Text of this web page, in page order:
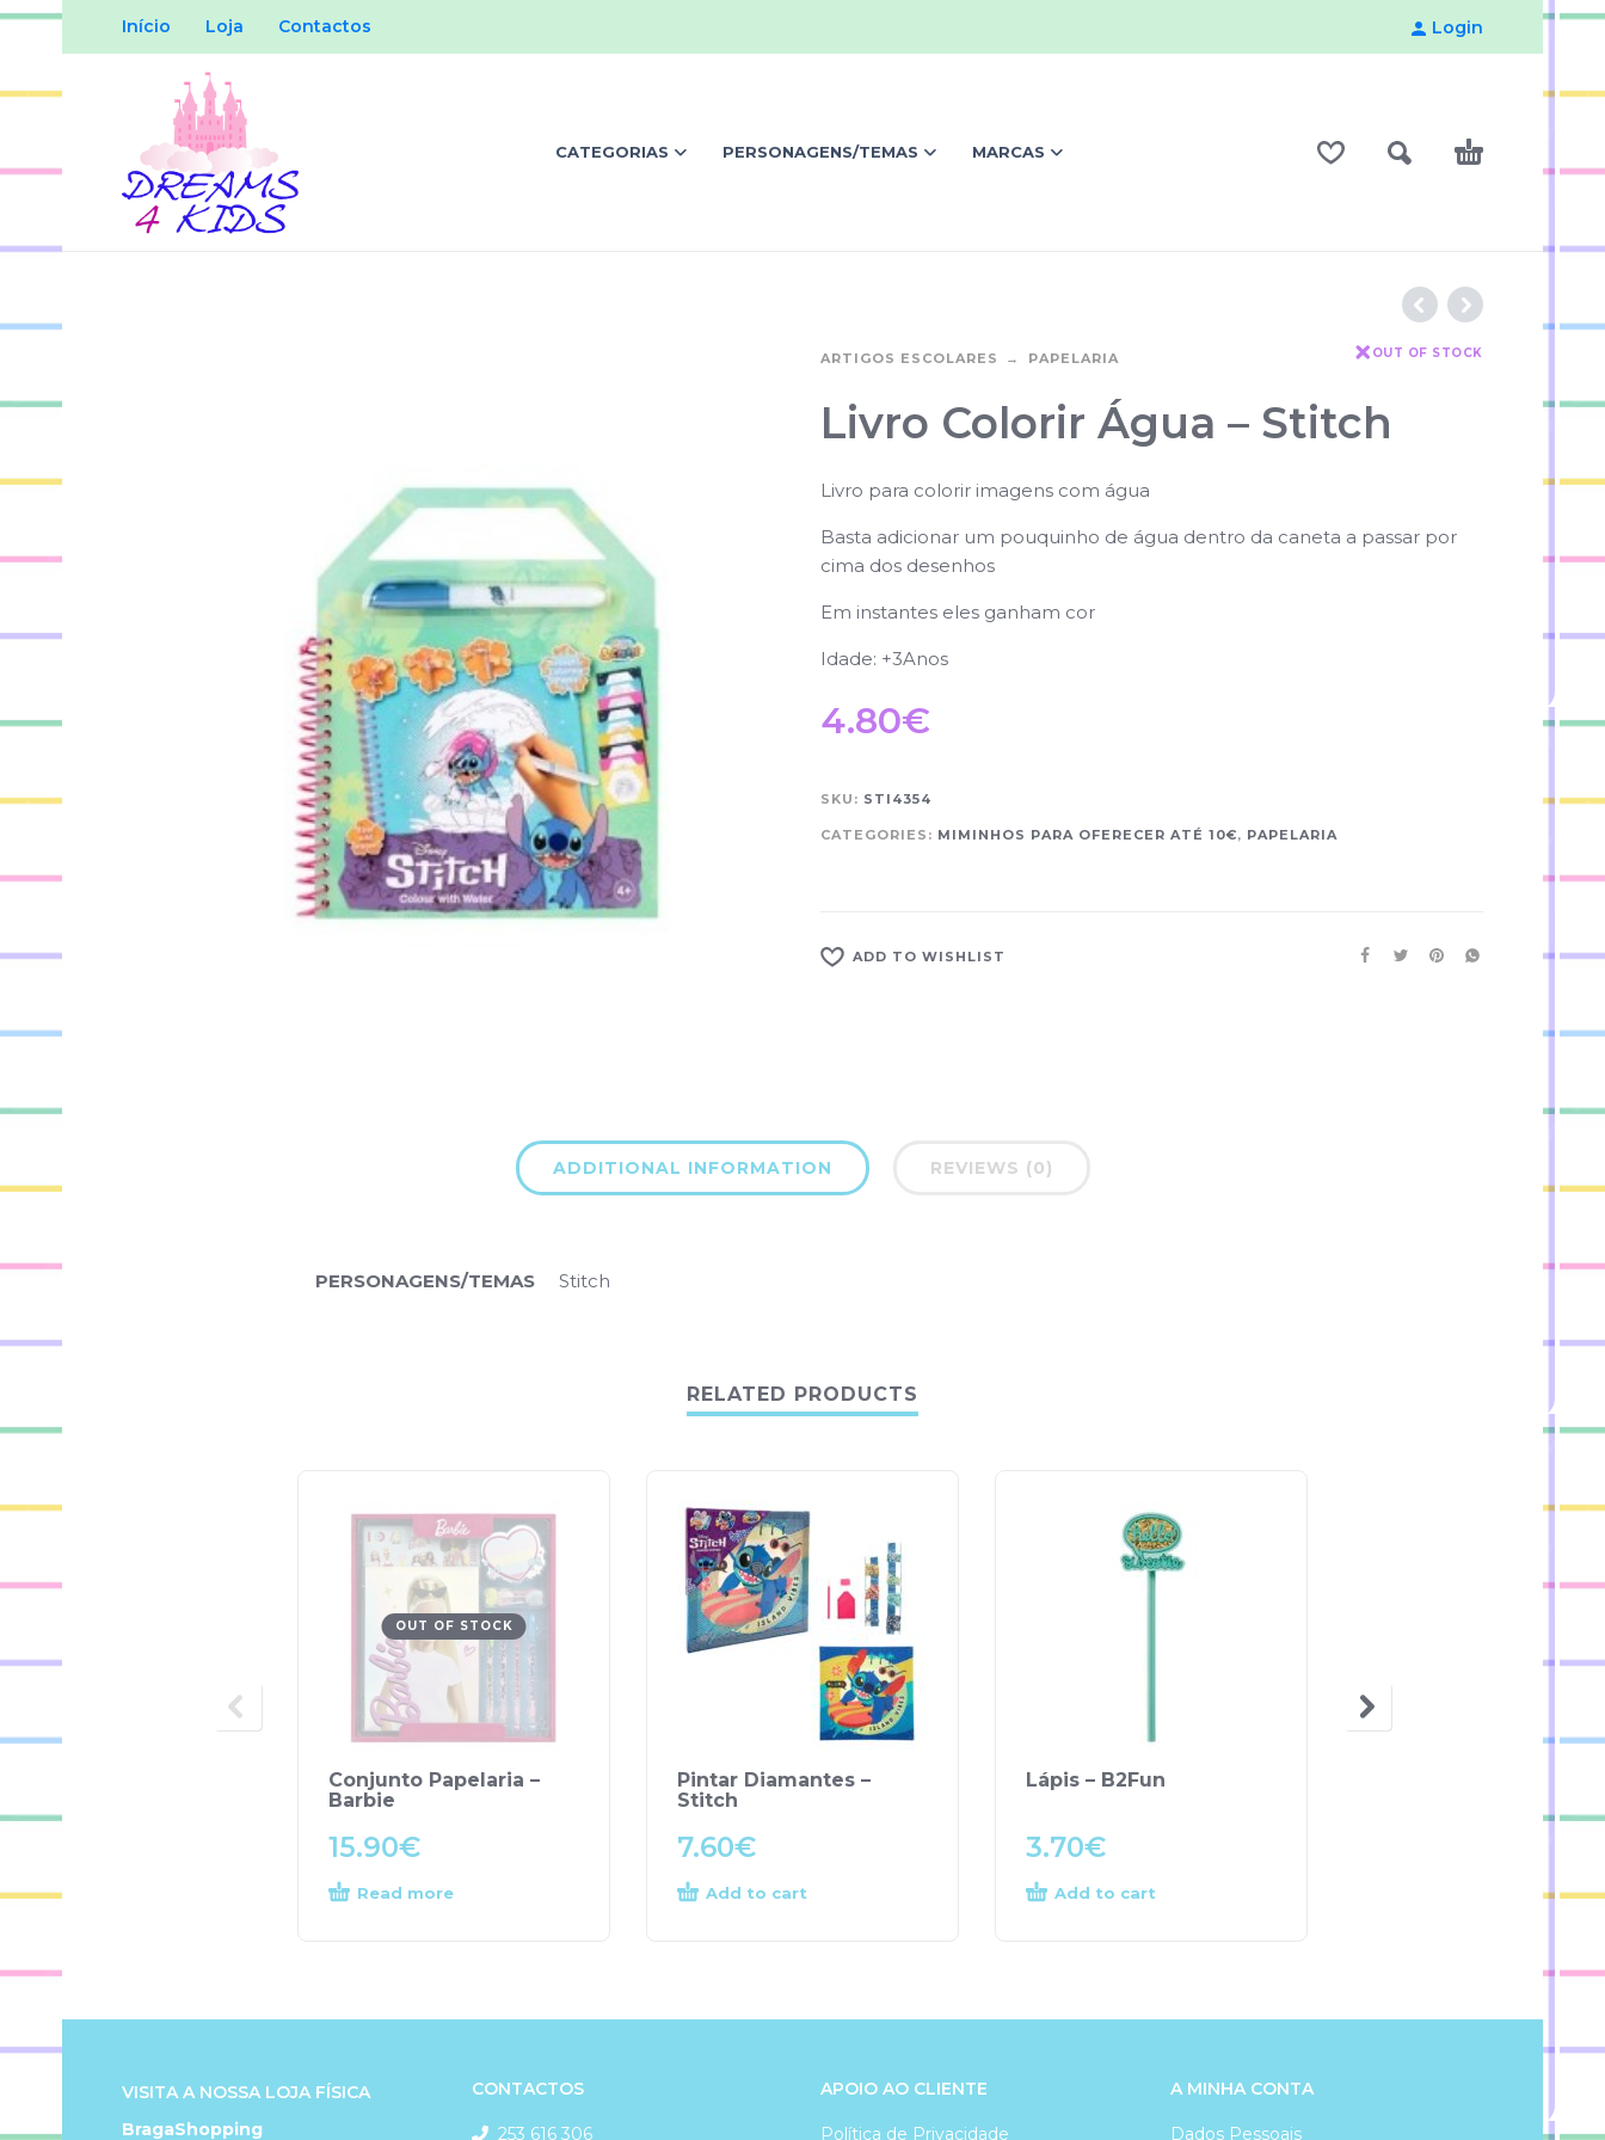
Início Loja Contactos Login
CATEGORIAS PERSONAGENS/TEMAS MARCAS
ARTIGOS ESCOLARES PAPELARIA OUT OF STOCK
Livro Colorir Água – Stitch
Livro para colorir imagens com água
Basta adicionar um pouquinho de água dentro da caneta a passar por
cima dos desenhos
Em instantes eles ganham cor
Idade: +3Anos
4.80€
SKU: STI4354
CATEGORIES: MIMINHOS PARA OFERECER ATÉ 10€, PAPELARIA
ADD TO WISHLIST
ADDITIONAL INFORMATION REVIEWS (0)
PERSONAGENS/TEMAS Stitch
RELATED PRODUCTS
OUT OF STOCK
Conjunto Papelaria –
Barbie
15.90€
Read more
Pintar Diamantes –
Stitch
7.60€
Add to cart
Lápis – B2Fun
3.70€
Add to cart
VISITA A NOSSA LOJA FÍSICA
BragaShopping
CONTACTOS
253 616 306
APOIO AO CLIENTE
Política de Privacidade
A MINHA CONTA
Dados Pessoais